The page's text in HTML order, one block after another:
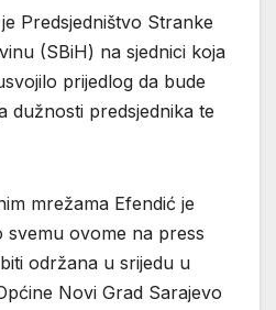
Predsjedništvo Stranke
(SBiH) na sjednici koja
prijedlog da bude
dužnosti predsjednika te
mrežama Efendić je
svemu ovome na press
održana u srijedu u
Novi Grad Sarajevo